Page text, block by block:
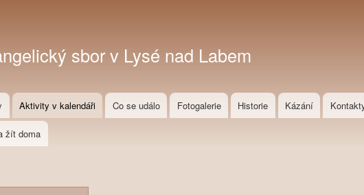
sbor v Lysé nad Labem
Aktivity v kalendáři Co se událo Fotogalerie Historie Kázání
žít doma